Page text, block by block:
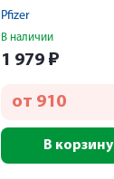
Pfizer
В наличии
1 979 ₽
от 910
В корзину